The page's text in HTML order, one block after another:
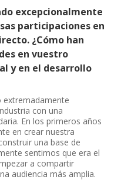
excepcionalmente
participaciones en
¿Cómo han
en vuestro
y en el desarrollo
extremadamente
con una
En los primeros años
en crear nuestra
una base de
sentimos que era el
a compartir
audiencia más amplia.